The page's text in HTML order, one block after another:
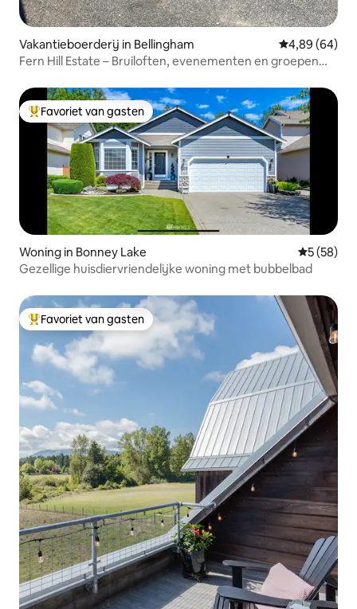
Vakantieboerderij in Bellingham Gemiddelde
4,89 (64)
Fern Hill Estate – Bruiloften, evenementen en groepen
Topfavoriet van gasten
Favoriet van gasten
Woning in Bonney Lake
5 (58)
Gezellige huisdiervriendelijke woning met bubbelbad
Topfavoriet van gasten
Favoriet van gasten